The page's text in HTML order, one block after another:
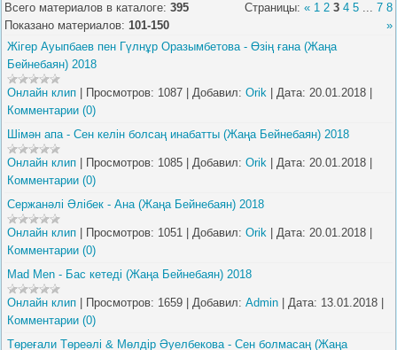
Всего материалов в каталоге: 395
Показано материалов: 101-150
Страницы: « 1 2 3 4 5 ... 7 8
»
Жігер Ауыпбаев пен Гүлнұр Оразымбетова - Өзің ғана (Жаңа
Бейнебаян) 2018
Онлайн клип Просмотров: 1087 Добавил: Orik Дата: 20.01.2018
Комментарии (0)
Шімән апа - Сен келін болсаң инабатты (Жаңа Бейнебаян) 2018
Онлайн клип Просмотров: 1085 Добавил: Orik Дата: 20.01.2018
Комментарии (0)
Сержанәлі Әлібек - Ана (Жаңа Бейнебаян) 2018
Онлайн клип Просмотров: 1051 Добавил: Orik Дата: 20.01.2018
Комментарии (0)
Mad Men - Бас кетеді (Жаңа Бейнебаян) 2018
Онлайн клип Просмотров: 1659 Добавил: Admin Дата: 13.01.2018
Комментарии (0)
Төреғали Төреәлі & Мөлдір Әуелбекова - Сен болмасаң (Жаңа